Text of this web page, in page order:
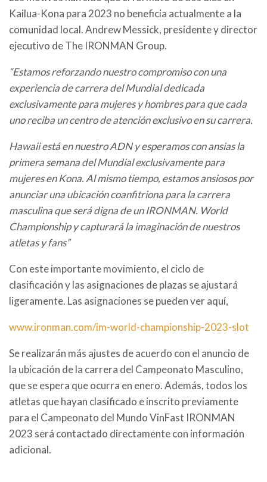
Kailua-Kona para 2023 no beneficia actualmente a la
comunidad local.Andrew Messick, presidente y director
ejecutivo de The IRONMAN Group.
“Estamos reforzando nuestro compromiso con una
experiencia de carrera del Mundial dedicada
exclusivamente para mujeres y hombres para que cada
uno reciba un centro de atención exclusivoen su carrera.
Hawaii está en nuestro ADN y esperamos con ansias la
primera semana del Mundial exclusivamente para
mujeres en Kona.Al mismo tiempo, estamos ansiosos por
anunciar una ubicación coanfitriona para la carrera
masculina que será digna de un IRONMAN. World
Championship y capturará la imaginación de nuestros
atletas y fans”
Con este importante movimiento, el ciclo de
clasificación y las asignaciones de plazas se ajustará
ligeramente. Las asignaciones se pueden ver aquí,
www.ironman.com/im-world-championship-2023-slot
Se realizarán más ajustes de acuerdo con el anuncio de
la ubicación de la carrera del Campeonato Masculino,
que se espera que ocurra en enero.Además, todos los
atletas que hayan clasificado e inscrito previamente
para el Campeonato del Mundo VinFast IRONMAN
2023 será contactado directamente con información
adicional.